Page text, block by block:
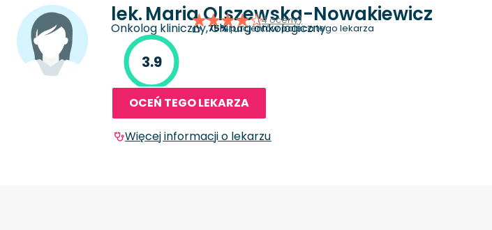
lek.Maria Olszewska-Nowakiewicz
Onkolog kliniczny, Chirurg onkologiczny
3.9
(4 oceny)
75%pacjentów poleca tego lekarza
OCEŃ TEGO LEKARZA
Więcej informacji o lekarzu